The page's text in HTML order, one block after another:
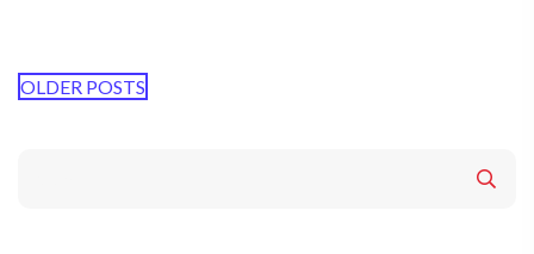
OLDER POSTS